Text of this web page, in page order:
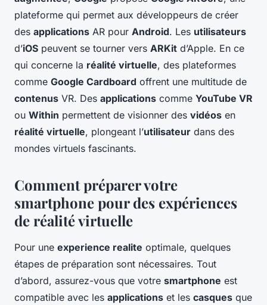
plateforme qui permet aux développeurs de créer
des applications AR pour Android. Les utilisateurs
d’iOS peuvent se tourner vers ARKit d’Apple. En ce
qui concerne la réalité virtuelle, des plateformes
comme Google Cardboard offrent une multitude de
contenus VR. Des applications comme YouTube VR
ou Within permettent de visionner des vidéos en
réalité virtuelle, plongeant l’utilisateur dans des
mondes virtuels fascinants.
Comment préparer votre
smartphone pour des expériences
de réalité virtuelle
Pour une experience realite optimale, quelques
étapes de préparation sont nécessaires. Tout
d’abord, assurez-vous que votre smartphone est
compatible avec les applications et les casques que